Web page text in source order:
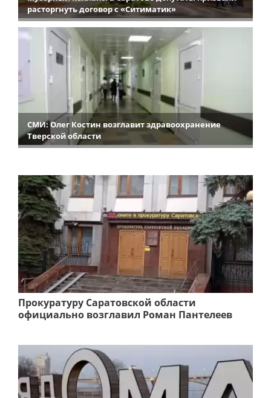
расторгнуть договор с «Ситиматик»
СМИ: Олег Костин возглавит здравоохранение
Тверской области
Прокуратуру Саратовской области
официально возглавил Роман Пантелеев